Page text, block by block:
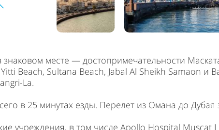
месте — достопримечательности
Beach, Sultana Beach, Jabal Al Sheikh Samaon и
La.
в 25 минутах езды. Перелет из Омана до Дубая
учреждения, в том числе Apollo Hospital Muscat